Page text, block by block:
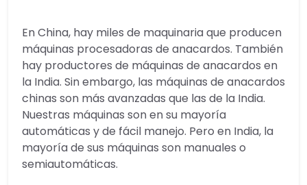
En China, hay miles de maquinaria que producen
máquinas procesadoras de anacardos. También
hay productores de máquinas de anacardos en
la India. Sin embargo, las máquinas de anacardos
chinas son más avanzadas que las de la India.
Nuestras máquinas son en su mayoría
automáticas y de fácil manejo. Pero en India, la
mayoría de sus máquinas son manuales o
semiautomáticas.